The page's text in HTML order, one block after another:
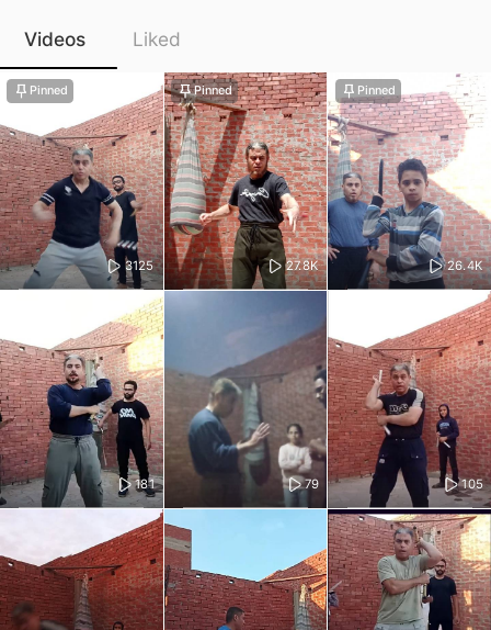
Videos Liked
3125
Pinned
27.8K
Pinned
26.4K
Pinned
181 79 105